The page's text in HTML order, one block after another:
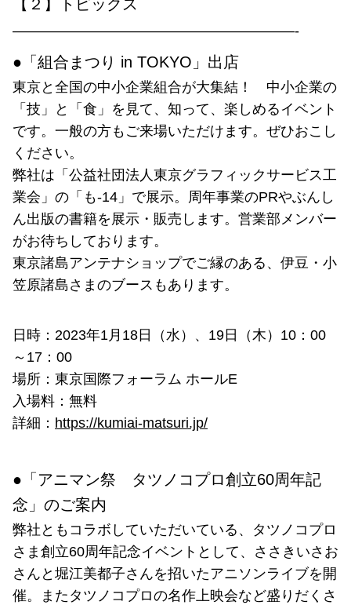
【２】トピックス
————————————————————-
●「組合まつり in TOKYO」出店
東京と全国の中小企業組合が大集結！ 中小企業の
「技」と「食」を見て、知って、楽しめるイベント
です。一般の方もご来場いただけます。ぜひおこし
ください。
弊社は「公益社団法人東京グラフィックサービス工
業会」の「も-14」で展示。周年事業のPRやぶんし
ん出版の書籍を展示・販売します。営業部メンバー
がお待ちしております。
東京諸島アンテナショップでご縁のある、伊豆・小
笠原諸島さまのブースもあります。
日時：2023年1月18日（水）、19日（木）10：00
～17：00
場所：東京国際フォーラム ホールE
入場料：無料
詳細： https://kumiai-matsuri.jp/
●「アニマン祭 タツノコプロ創立60周年記
念」のご案内
弊社ともコラボしていただいている、タツノコプロ
さま創立60周年記念イベントとして、ささきいさお
さんと堀江美都子さんを招いたアニソンライブを開
催。またタツノコプロの名作上映会など盛りだくさ